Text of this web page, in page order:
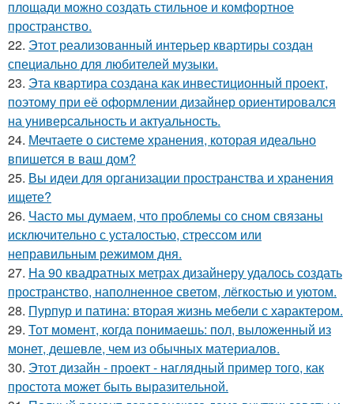
площади можно создать стильное и комфортное
пространство.
22. Этот реализованный интерьер квартиры создан
специально для любителей музыки.
23. Эта квартира создана как инвестиционный проект,
поэтому при её оформлении дизайнер ориентировался
на универсальность и актуальность.
24. Мечтаете о системе хранения, которая идеально
впишется в ваш дом?
25. Вы идеи для организации пространства и хранения
ищете?
26. Часто мы думаем, что проблемы со сном связаны
исключительно с усталостью, стрессом или
неправильным режимом дня.
27. На 90 квадратных метрах дизайнеру удалось создать
пространство, наполненное светом, лёгкостью и уютом.
28. Пурпур и патина: вторая жизнь мебели с характером.
29. Тот момент, когда понимаешь: пол, выложенный из
монет, дешевле, чем из обычных материалов.
30. Этот дизайн - проект - наглядный пример того, как
простота может быть выразительной.